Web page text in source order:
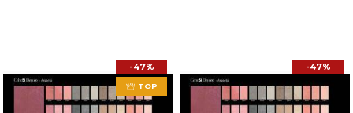
-47%
TOP
-47%